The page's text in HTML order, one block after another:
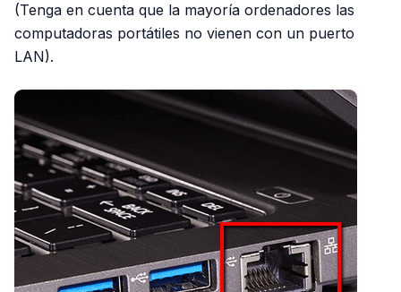
(Tenga en cuenta que la mayoría ordenadores las
computadoras portátiles no vienen con un puerto
LAN).